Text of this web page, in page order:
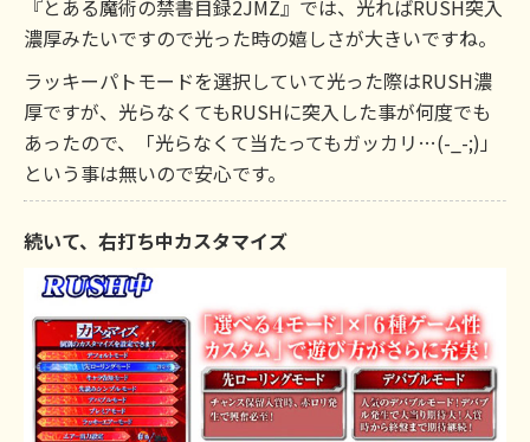
『とある魔術の禁書目録2JMZ』では、光ればRUSH突入
濃厚みたいですので光った時の嬉しさが大きいですね。
ラッキーパトモードを選択していて光った際はRUSH濃
厚ですが、光らなくてもRUSHに突入した事が何度でも
あったので、「光らなくて当たってもガッカリ…(-_-;)」
という事は無いので安心です。
続いて、右打ち中カスタマイズ